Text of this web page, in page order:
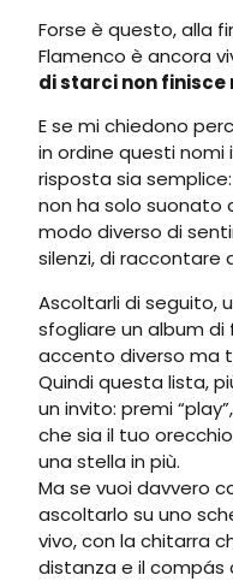
Forse è questo, alla
Flamenco è ancora
di starci non finisce
E se mi chiedono
in ordine questi nomi
risposta sia
non ha solo suonato
modo diverso di
silenzi, di raccontare
Ascoltarli di seguito,
sfogliare un album di
accento diverso ma
Quindi questa lista,
un invito: premi “play”,
che sia il tuo
una stella in più.
Ma se vuoi davvero
ascoltarlo su uno
vivo, con la chitarra
distanza e il compás